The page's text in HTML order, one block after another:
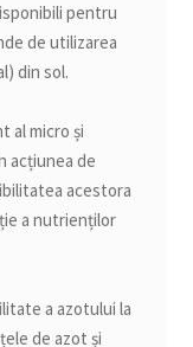
pentru
de utilizarea
din sol.
al micro și
acțiunea de
acestora
a nutrienților
a azotului la
de azot și